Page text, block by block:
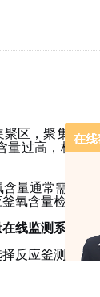
区，聚集了
过高，极易
量通常需要控
氧含量检测仪
线监测系统？
反应釜测氧